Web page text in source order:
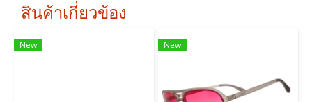
สินค้าเกี่ยวข้อง
New New